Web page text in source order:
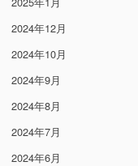
2024年12月
2024年10月
2024年9月
2024年8月
2024年7月
2024年6月